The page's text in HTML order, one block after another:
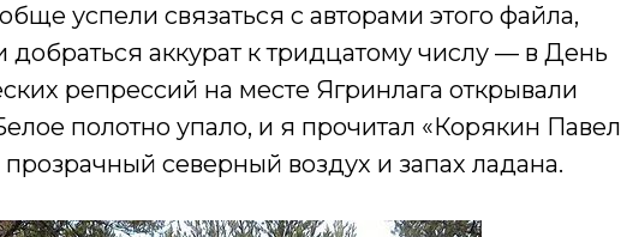
успели связаться с авторами этого файла,
добраться аккурат к тридцатому числу — в День
репрессий на месте Ягринлага открывали
полотно упало, и я прочитал «Корякин Павел
северный воздух и запах ладана.